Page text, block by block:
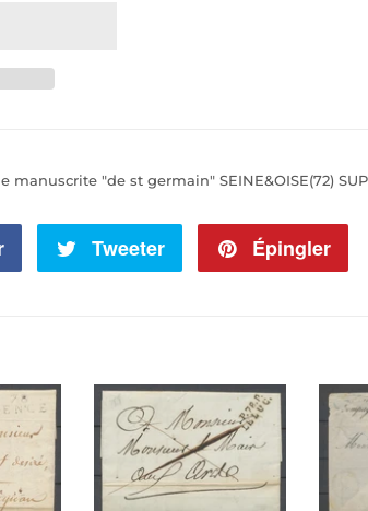
manuscrite "de st germain" SEINE&OISE(72)
PartagerTweeter
Tweeter Épingler